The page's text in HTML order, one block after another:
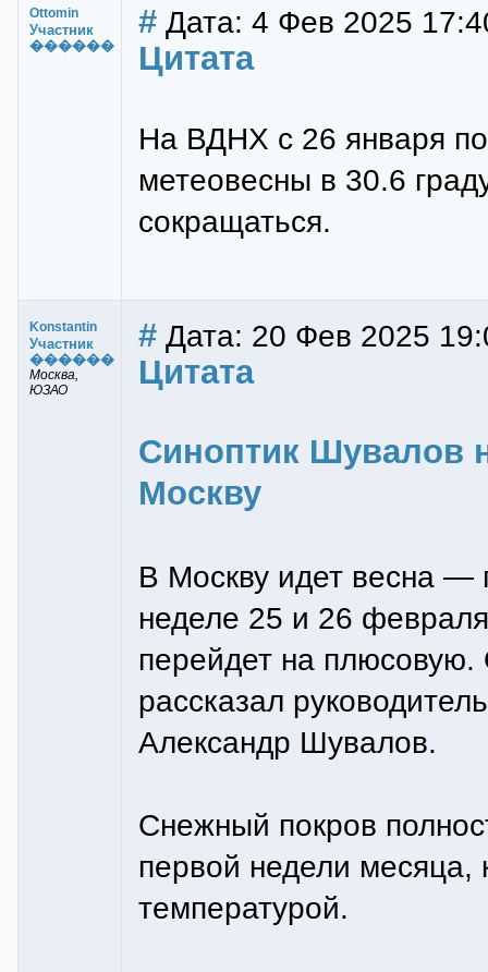
Ottomin
Участник
������
# Дата: 4 Фев 2025
Цитата
На ВДНХ с 26 января
метеовесны в 30.6
сокращаться.
Konstantin
Участник
������
Москва,
ЮЗАО
# Дата: 20 Фев 2025
Цитата
Синоптик Шувалов
Москву
В Москву идет весна —
неделе 25 и 26
перейдет на
рассказал
Александр Шувалов.
Снежный покров
первой недели месяца,
температурой.